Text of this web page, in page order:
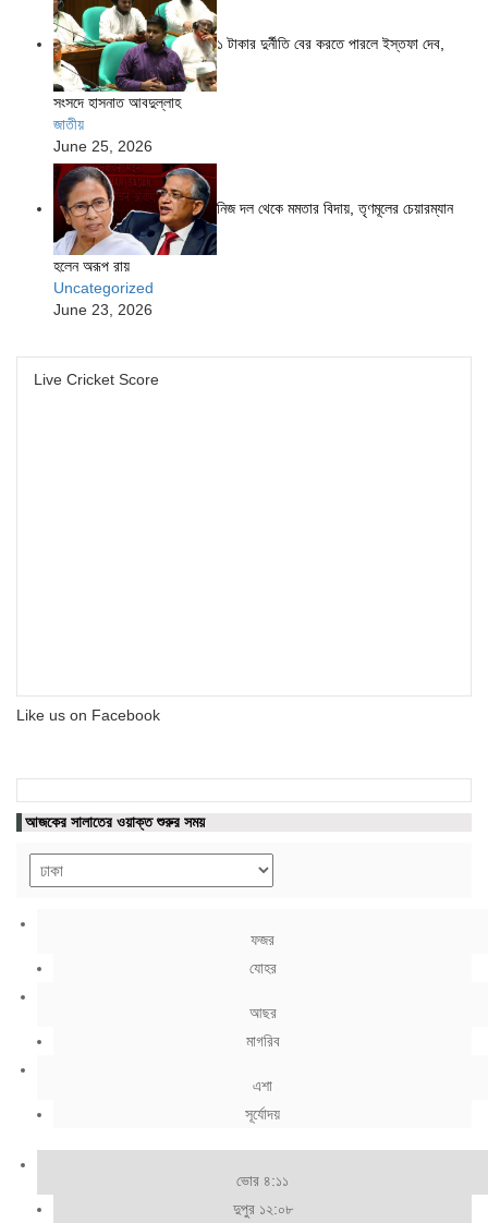
১ টাকার দুর্নীতি বের করতে পারলে ইস্তফা দেব,
সংসদে হাসনাত আবদুল্লাহ
জাতীয়
June 25, 2026
নিজ দল থেকে মমতার বিদায়, তৃণমূলের চেয়ারম্যান
হলেন অরূপ রায়
Uncategorized
June 23, 2026
Live Cricket Score
Like us on Facebook
আজকের সালাতের ওয়াক্ত শুরুর সময়
ফজর
যোহর
আছর
মাগরিব
এশা
সূর্যোদয়
ভোর ৪:১১
দুপুর ১২:০৮